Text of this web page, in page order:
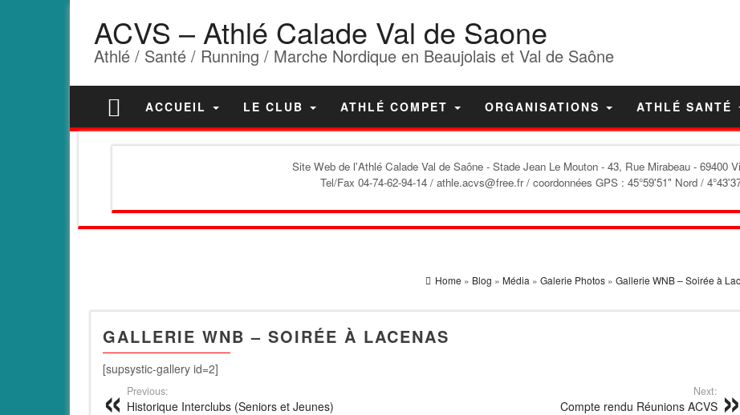
ACVS – Athlé Calade Val de Saone
Athlé / Santé / Running / Marche Nordique en Beaujolais et Val de Saône
ACCUEIL LE CLUB ATHLÉ COMPET ORGANISATIONS ATHLÉ SANTÉ
Site Web de l'Athlé Calade Val de Saône - Stade Jean Le Mouton - 43, Rue Mirabeau - 69400
Tel/Fax 04-74-62-94-14 / athle.acvs@free.fr / coordonnées GPS : 45°59'51" Nord /
Home » Blog » Média » Galerie Photos» Gallerie WNB – Soirée à
GALLERIE WNB – SOIRÉE À LACENAS
[supsystic-gallery id=2]
Previous:
Historique Interclubs (Seniors et Jeunes)
Next:
Compte rendu Réunions ACVS